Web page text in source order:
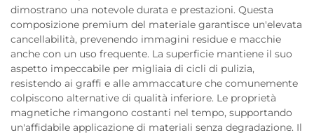
dimostrano una notevole durata e prestazioni. Questa
composizione premium del materiale garantisce un'elevata
cancellabilità, prevenendo immagini residue e macchie
anche con un uso frequente. La superficie mantiene il suo
aspetto impeccabile per migliaia di cicli di pulizia,
resistendo ai graffi e alle ammaccature che comunemente
colpiscono alternative di qualità inferiore. Le proprietà
magnetiche rimangono costanti nel tempo, supportando
un'affidabile applicazione di materiali senza degradazione. Il